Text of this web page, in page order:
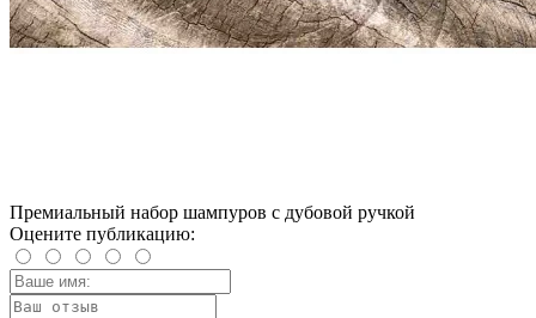
Премиальный набор шампуров с дубовой ручкой
Оцените публикацию: